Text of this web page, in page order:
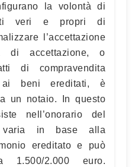
la volontà di
veri e propri di
l’accettazione
accettazione, o
di compravendita
ai beni ereditati, è
un notaio. In questo
nell’onorario del
varia in base alla
ereditato e può
1.500/2.000 euro.